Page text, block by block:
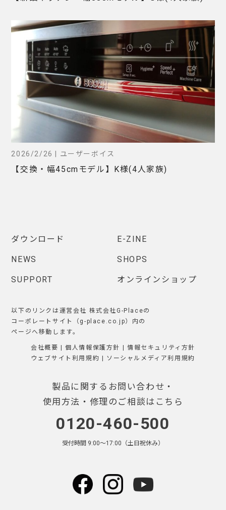
2026/2/26 | ユーザーボイス
【交換・幅45cmモデル】K様(4人家族)
ダウンロード E-ZINE
NEWS SHOPS
SUPPORT オンラインショップ
以下のリンクは運営会社 株式会社G-Placeの
コーポレートサイト（g-place.co.jp）内の
ページへ移動します。
会社概要 |個人情報保護方針
情報セキュリティ方針
ウェブサイト利用規約
ソーシャルメディア利用規約
製品に関するお問い合わせ・
使用方法・修理のご相談はこちら
0120-460-500
受付時間 9:00〜17:00（土日祝休み）